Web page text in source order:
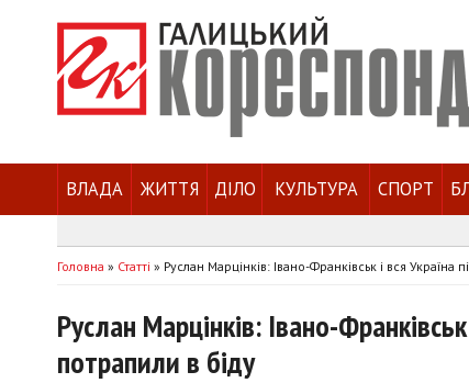
ВЛАДА ЖИТТЯ ДІЛО КУЛЬТУРА СПОРТ
Головна » Статті » Руслан Марцінків: Івано-Франківськ і вся
Руслан Марцінків: Івано-
потрапили в біду